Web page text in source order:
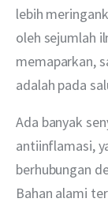
lebih
oleh sejumlah
memaparkan,
adalah pada
Ada banyak
antiinflamasi,
berhubungan
Bahan alami